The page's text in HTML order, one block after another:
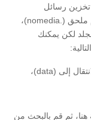
بعد (10 ثوانٍ)، يتم تخزين رسائل
(Snapchat) بالفعل على ذاكرة جهازك باستخدام ملحق (.nomedia)،
لكن يمكنك
ابحث عن مجلد الرسائل في مدير الملفات بالانتقال إلى (data)،
هنا، ثم قم بالبحث من